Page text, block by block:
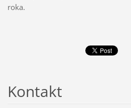
roka.
Kontakt